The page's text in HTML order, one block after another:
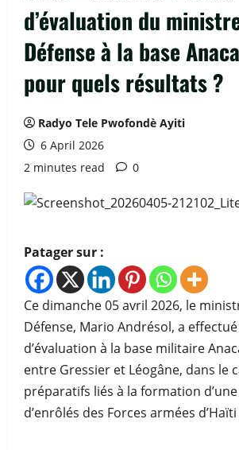
d’évaluation du
Défense à la base
pour quels résultats ?
Radyo Tele Pwofondè Ayiti
6 April 2026
2 minutes read
0
Patager sur :
Ce dimanche 05 avril 2026, le
Défense, Mario Andrésol, a
d’évaluation à la base militaire
entre Gressier et Léogâne, dans le
préparatifs liés à la formation
d’enrôlés des Forces armées d’Haïti